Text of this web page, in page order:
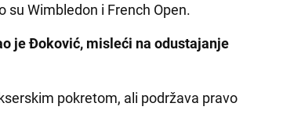
Wimbledon i French Open.
je Đoković, misleći na odustajanje
pokretom, ali podržava pravo